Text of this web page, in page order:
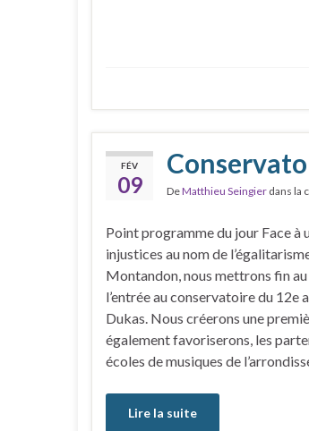
FÉV
09 DeMatthieu Seingier dans la
Point programme du jour Face à
injustices au nom de
Montandon, nous mettrons fin
l’entrée au conservatoire du 12e
Dukas. Nous créerons une
également favoriserons, les
écoles de musiques de
Lire la suite